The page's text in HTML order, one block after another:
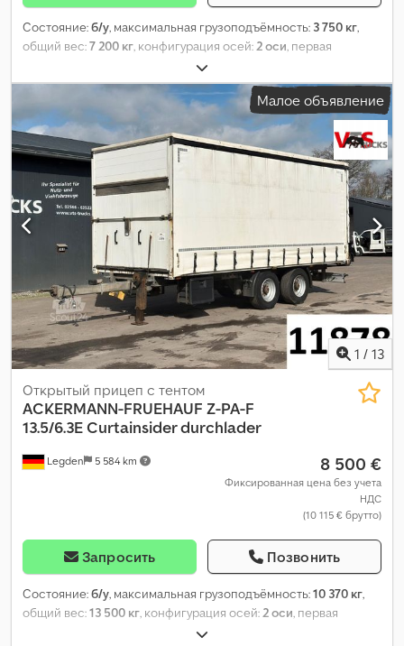
Состояние:б/у, максимальная грузоподъёмность: 3 750 кг,
общий вес:7 200 кг , конфигурация осей: 2 оси , первая
, следующая проверка (TÜV):
длина грузового отсека:6 700 мм, ширина пространства для
загрузки:
, высота грузового отсека:2 500 мм, общая
ширина:2 500 мм, общая высота: 3 700 мм
Малое объявление
1 / 13
Legden 5 584 km
Открытый прицеп с тентом
ACKERMANN-FRUEHAUF Z-PA-F
13.5/6.3E Curtainsider durchlader
8 500 €
Фиксированная цена без учета
НДС
(10 115 € брутто)
Запросить Позвонить
Состояние:б/у, максимальная грузоподъёмность:10 370 кг,
общий вес:13 500 кг, конфигурация осей:2 оси, первая
, следующая проверка (TÜV):